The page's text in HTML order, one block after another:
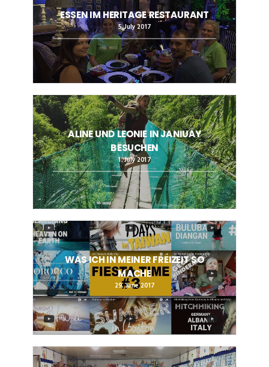
ESSEN IM HERITAGE RESTAURANT
5. July 2017
ALINE UND LEONIE IN JANIUAY
BESUCHEN
1. July 2017
WAS ICH IN MEINER FREIZEIT SO
MACHE
29. June 2017